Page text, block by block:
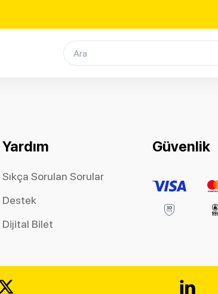
Yardım
Sıkça Sorulan Sorular
Destek
Dijital Bilet
Güvenlik